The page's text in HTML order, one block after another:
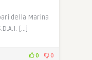
della Marina
[…]
0 0